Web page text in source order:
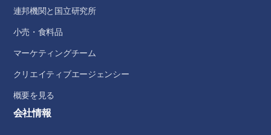
連邦機関と国立研究所
小売・食料品
マーケティングチーム
クリエイティブエージェンシー
概要を見る
会社情報